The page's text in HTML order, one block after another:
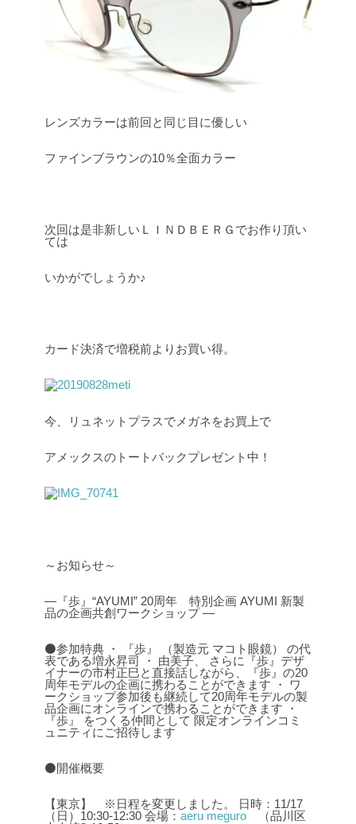
レンズカラーは前回と同じ目に優しい
ファインブラウンの10％全面カラー
次回は是非新しいＬＩＮＤＢＥＲＧでお作り頂い
ては
いかがでしょうか♪
カード決済で増税前よりお買い得。
今、リュネットプラスでメガネをお買上で
アメックスのトートバックプレゼント中！
～お知らせ～
―『歩』“AYUMI” 20周年 特別企画 AYUMI 新製
品の企画共創ワークショップ ―
⚫参加特典 ・ 『歩』 （製造元 マコト眼鏡） の代
表である増永昇司 ・ 由美子、
さらに『歩』デザ
イナーの市村正巳と直接話しながら、『歩』の20
周年モデルの企画に携わることができます ・ ワ
ークショップ参加後も継続して20周年モデルの製
品企画にオンラインで携わることができます ・
『歩』 をつくる仲間として 限定オンラインコミ
ュニティにご招待します
⚫開催概要
【東京】 ※日程を変更しました。
日時：11/17
（日）10:30-12:30 会場： aeru meguro （品川区